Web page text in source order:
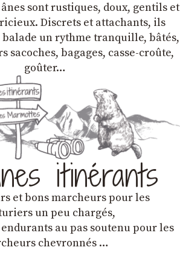
sont rustiques, doux, gentils et
Discrets et attachants, ils
un rythme tranquille, bâtés,
sacoches, bagages, casse-croûte,
goûter…
itinérants
et bons marcheurs pour les
un peu chargés,
au pas soutenu pour les
chevronnés …